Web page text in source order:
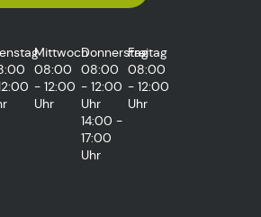
Mittwoch
08:00
- 12:00
Uhr
Donnerstag
08:00
- 12:00
Uhr
14:00 -
17:00
Uhr
Freitag
08:00
- 12:00
Uhr